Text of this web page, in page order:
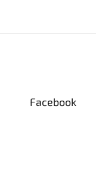
Facebook